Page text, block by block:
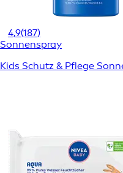
4,9(187)
Sonnenspray
Kids Schutz & Pflege